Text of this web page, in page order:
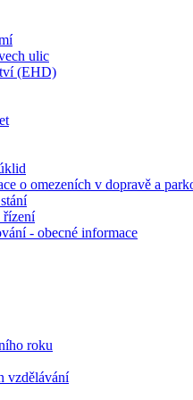
ulic
(EHD)
o omezeních v dopravě a
řízení
- obecné informace
roku
vzdělávání